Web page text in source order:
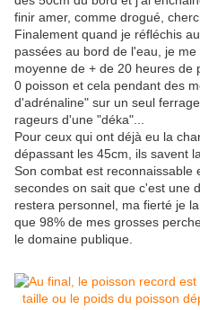
finir amer, comme drogué,
Finalement quand je réfléchis
passées au bord de l'eau, je
moyenne de + de 20 heures de
0 poisson et cela pendant des
d'adrénaline" sur un seul
rageurs d'une "déka"...
Pour ceux qui ont déjà eu la
dépassant les 45cm, ils savent
Son combat est reconnaissable
secondes on sait que c'est une
restera personnel, ma fierté je
que 98% de mes grosses
le domaine publique.